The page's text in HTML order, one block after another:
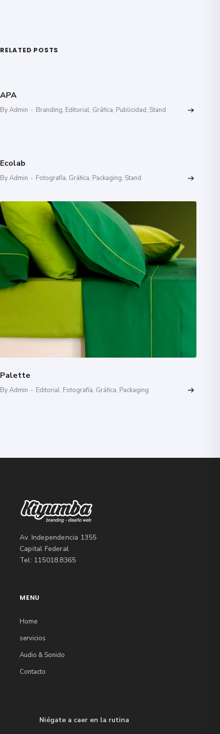
RELATED POSTS
APA
By Admin - Branding, Editorial, Gráfica, Publicidad, Stand
Ecolab
By Admin - Fotografía, Gráfica, Packaging, Stand
Palette
By Admin - Editorial, Fotografía, Gráfica, Packaging
Av. Independencia 1355
Capital Federal
Tel: 115018.8365
MENU
Home
servicios
Audio & Sonido
Contacto
Niégate a caer en la rutina